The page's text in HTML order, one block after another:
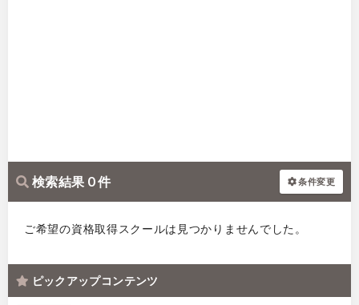
検索結果 0 件 条件変更
ご希望の資格取得スクールは見つかりませんでした。
ピックアップコンテンツ